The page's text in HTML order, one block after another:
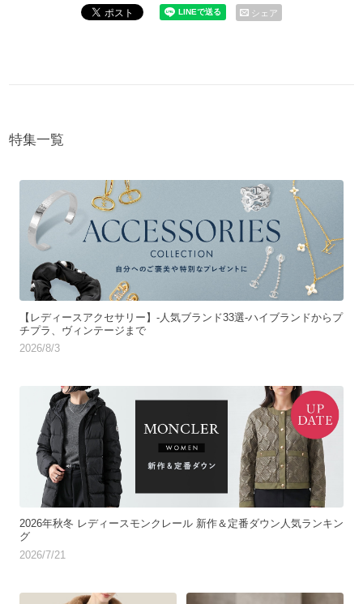
シェア
特集一覧
【レディースアクセサリー】-人気ブランド33選-ハイブランドからプ
チプラ、ヴィンテージまで
2026/8/3
2026年秋冬 レディースモンクレール 新作＆定番ダウン人気ランキン
グ
2026/7/21